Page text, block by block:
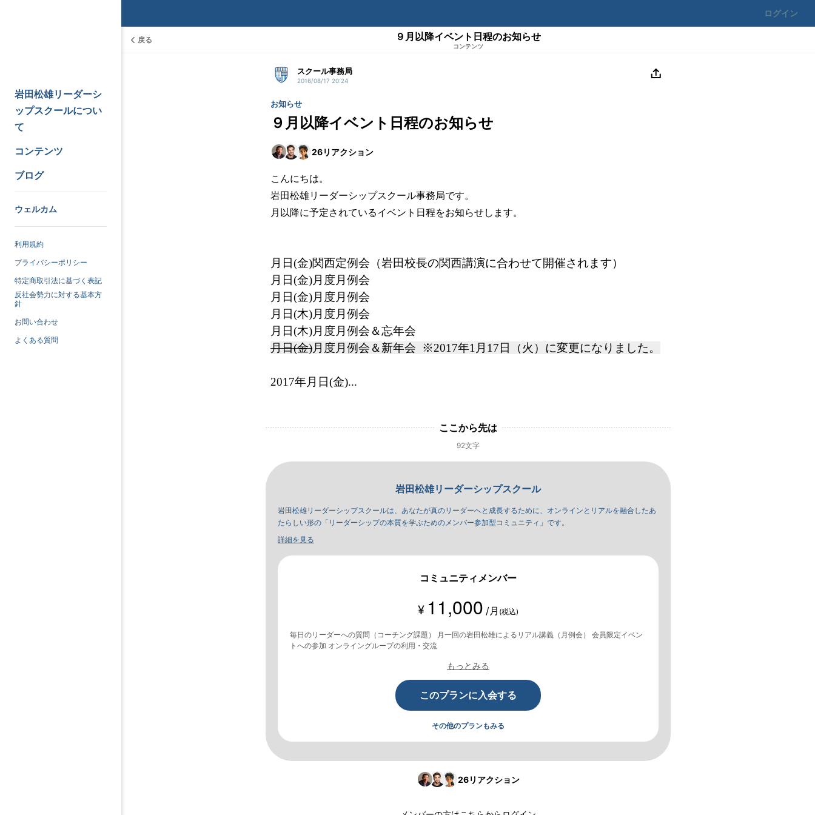
ログイン
岩田松雄リーダーシ
ップスクールについ
て
コンテンツ
ブログ
ウェルカム
利用規約
プライバシーポリシー
特定商取引法に基づく表記
反社会勢力に対する基本方
針
お問い合わせ
よくある質問
戻る ９月以降イベント日程のお知らせ
コンテンツ
スクール事務局
2016/08/17 20:24
お知らせ
９月以降イベント日程のお知らせ
26リアクション
こんにちは。
岩田松雄リーダーシップスクール事務局です。
月以降に予定されているイベント日程をお知らせします。
月日(金)関西定例会（岩田校長の関西講演に合わせて開催されます）
月日(金)月度月例会
月日(金)月度月例会
月日(木)月度月例会
月日(木)月度月例会 ＆忘年会
月日(金)月度月例会＆新年会 ※2017年1月17日（火）に変更になりました。
2017年月日(金)...
ここから先は
92文字
岩田松雄リーダーシップスクール
岩田松雄リーダーシップスクールは、あなたが真のリーダーへと成長するために、オンラインとリアルを融合したあ
たらしい形の「リーダーシップの本質を学ぶためのメンバー参加型コミュニティ」です。
詳細を見る
コミュニティメンバー
¥ 11,000 /月 (税込)
毎日のリーダーへの質問（コーチング課題） 月一回の岩田松雄によるリアル講義（月例会） 会員限定イベン
トへの参加 オンライングループの利用・交流
もっとみる
このプランに入会する
その他のプランもみる
26リアクション